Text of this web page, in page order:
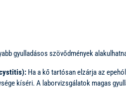
gyulladásos szövődmények
Ha a kő tartósan elzárja az
kíséri. A laborvizsgálatok magas